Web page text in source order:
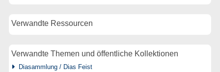
Verwandte Ressourcen
Verwandte Themen und öffentliche Kollektionen
Diasammlung / Dias Feist